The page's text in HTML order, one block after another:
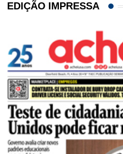
EDIÇÃO IMPRESSA